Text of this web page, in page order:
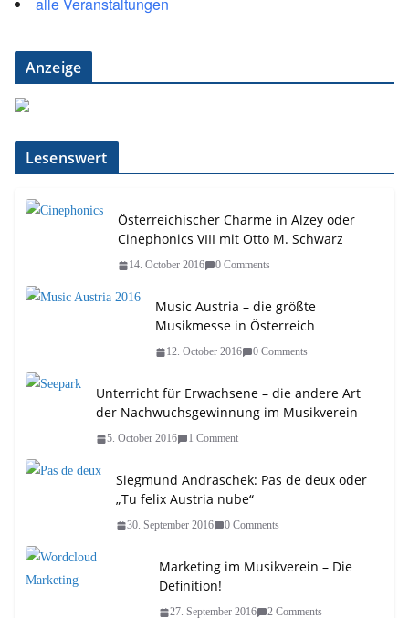
alle Veranstaltungen
Anzeige
Lesenswert
Österreichischer Charme in Alzey oder
Cinephonics VIII mit Otto M. Schwarz
14. October 2016 0 Comments
Music Austria – die größte
Musikmesse in Österreich
12. October 2016 0 Comments
Unterricht für Erwachsene – die andere Art
der Nachwuchsgewinnung im Musikverein
5. October 2016 1 Comment
Siegmund Andraschek: Pas de deux oder
„Tu felix Austria nube“
30. September 2016 0 Comments
Marketing im Musikverein – Die
Definition!
27. September 2016 2 Comments